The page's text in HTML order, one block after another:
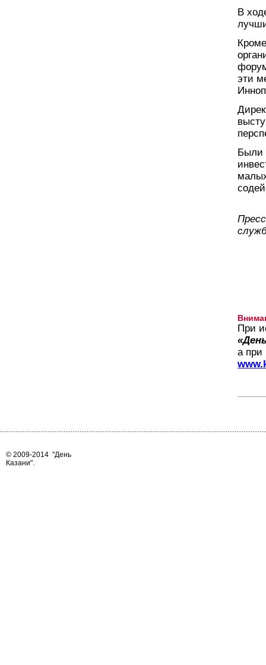
В
эти
Были
При
а при
© 2009-2014 "День
Казани".